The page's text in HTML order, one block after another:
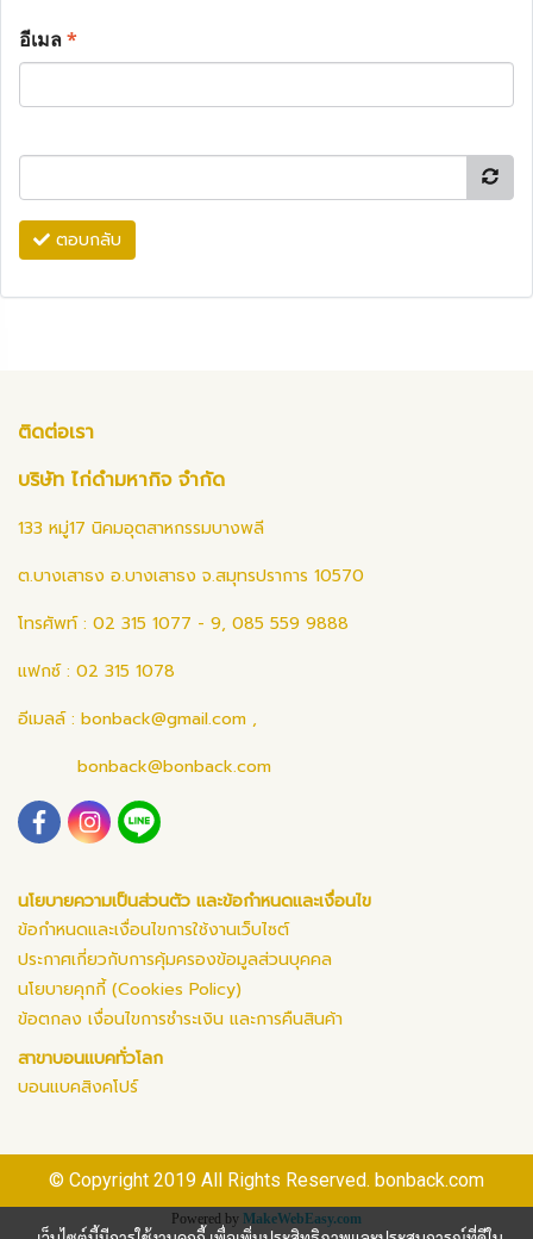
อีเมล*
ตอบกลับ
ติดต่อเรา
บริษัท ไก่ดำมหากิจ จำกัด
133 หมู่17 นิคมอุตสาหกรรมบางพลี
ต.บางเสาธง อ.บางเสาธง จ.สมุทรปราการ 10570
โทรศัพท์ : 02 315 1077 - 9, 085 559 9888
แฟกซ์ : 02 315 1078
อีเมลล์ : bonback@gmail.com ,
bonback@bonback.com
นโยบายความเป็นส่วนตัว และข้อกำหนดและเงื่อนไข
ข้อกำหนดและเงื่อนไขการใช้งานเว็บไซต์
ประกาศเกี่ยวกับการคุ้มครองข้อมูลส่วนบุคคล
นโยบายคุกกี้ (Cookies Policy)
ข้อตกลง เงื่อนไขการชำระเงิน และการคืนสินค้า
สาขาบอนแบคทั่วโลก
บอนแบคสิงคโปร์
© Copyright 2019 All Rights Reserved. bonback.com
Powered by MakeWebEasy.com